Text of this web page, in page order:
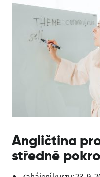
Angličtina
středně